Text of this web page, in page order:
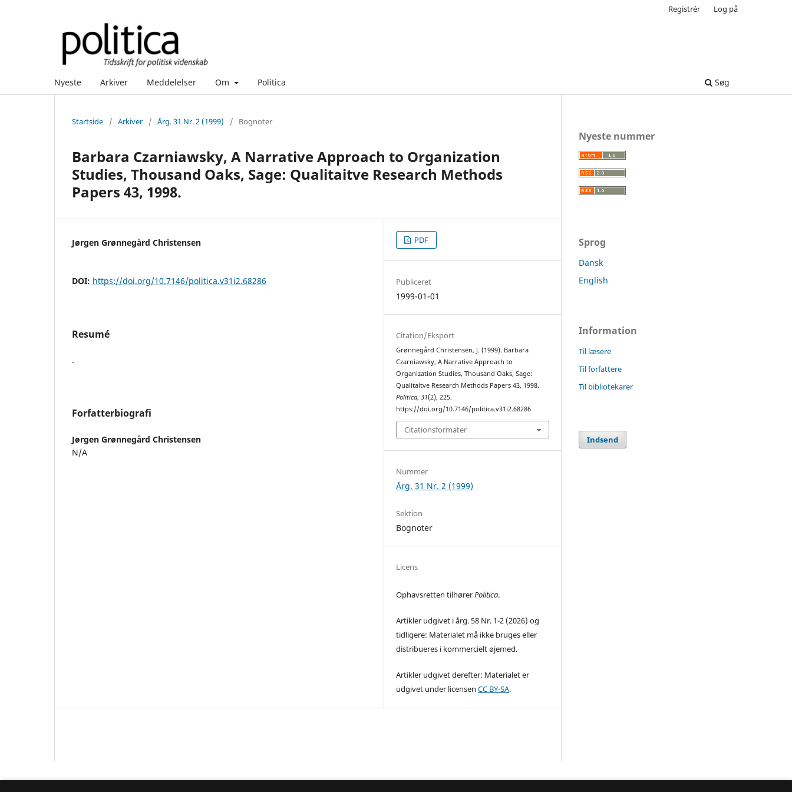
Nyeste Arkiver Meddelelser Om Politica Søg
Registrér Log på
Startside / Arkiver / Årg. 31 Nr. 2 (1999) / Bognoter
Barbara Czarniawsky, A Narrative Approach to Organization
Studies, Thousand Oaks, Sage: Qualitaitve Research Methods
Papers 43, 1998.
Jørgen Grønnegård Christensen
DOI: https://doi.org/10.7146/politica.v31i2.68286
Resumé
-
Forfatterbiografi
Jørgen Grønnegård Christensen
N/A
PDF
Publiceret
1999-01-01
Citation/Eksport
Grønnegård Christensen, J. (1999). Barbara
Czarniawsky, A Narrative Approach to
Organization Studies, Thousand Oaks, Sage:
Qualitaitve Research Methods Papers 43, 1998.
Politica,31(2), 225.
https://doi.org/10.7146/politica.v31i2.68286
Citationsformater
Nummer
Årg. 31 Nr. 2 (1999)
Sektion
Bognoter
Licens
Ophavsretten tilhørerPolitica.
Artikler udgivet i årg. 58 Nr. 1-2 (2026) og
tidligere: Materialet må ikke bruges eller
distribueres i kommercielt øjemed.
Artikler udgivet derefter: Materialet er
udgivet under licensenCC BY-SA.
Nyeste nummer
Sprog
Dansk
English
Information
Til læsere
Til forfattere
Til bibliotekarer
Indsend